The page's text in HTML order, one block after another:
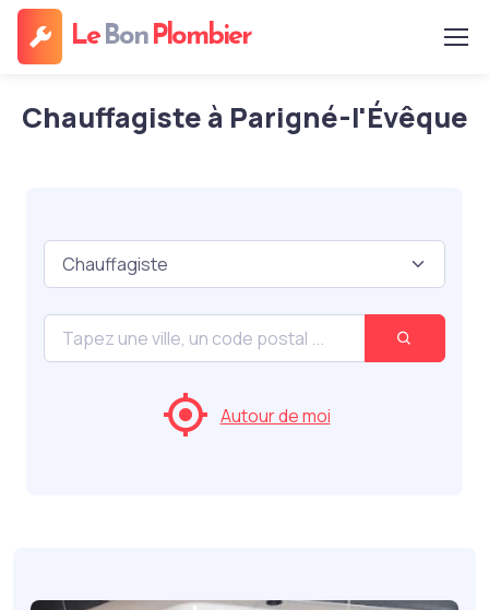
Le Bon Plombier
Chauffagiste à Parigné-l'Évêque
Autour de moi